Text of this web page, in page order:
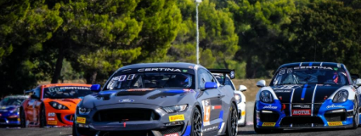
i
p
a